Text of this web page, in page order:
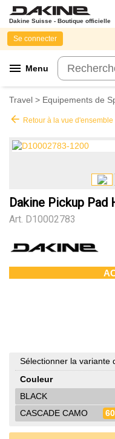
Dakine Suisse - Boutique officielle
menu Menu
Se connecter
Travel > Equipements de
arrow_back Retour à la vue d'ensemble
Dakine Pickup Pad
Art. D10002783
Sélectionner la variante
Couleur
BLACK
CASCADE CAMO